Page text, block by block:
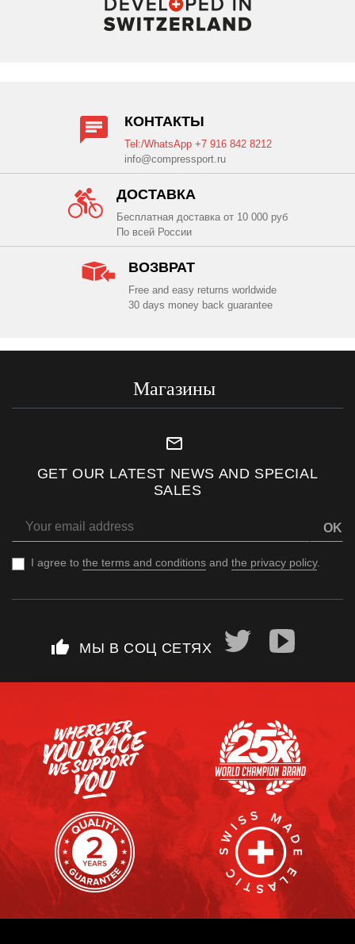
КОНТАКТЫ
Tel:/WhatsApp +7 916 842 8212
info@compressport.ru
ДОСТАВКА
Бесплатная доставка от 10 000 руб
По всей России
ВОЗВРАТ
Free and easy returns worldwide
30 days money back guarantee
Магазины
mail_outline
GET OUR LATEST NEWS AND SPECIAL
SALES
OK
I agree to the terms and conditions and the privacy policy.
thumb_up МЫ В СОЦ СЕТЯХ